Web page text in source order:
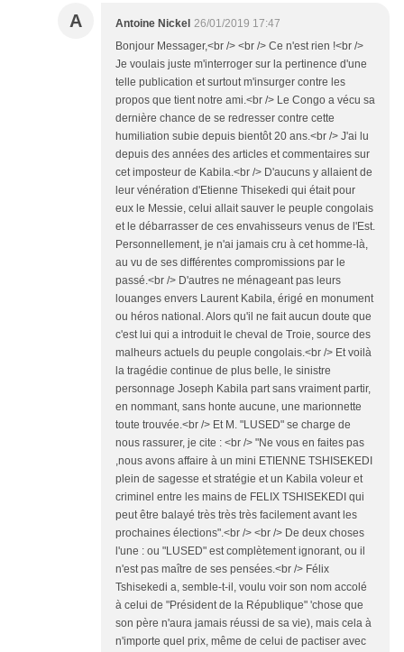
A Antoine Nickel 26/01/2019 17:47
Bonjour Messager,<br /> <br /> Ce n'est rien !<br />
Je voulais juste m'interroger sur la pertinence d'une
telle publication et surtout m'insurger contre les
propos que tient notre ami.<br /> Le Congo a vécu sa
dernière chance de se redresser contre cette
humiliation subie depuis bientôt 20 ans.<br /> J'ai lu
depuis des années des articles et commentaires sur
cet imposteur de Kabila.<br /> D'aucuns y allaient de
leur vénération d'Etienne Thisekedi qui était pour
eux le Messie, celui allait sauver le peuple congolais
et le débarrasser de ces envahisseurs venus de l'Est.
Personnellement, je n'ai jamais cru à cet homme-là,
au vu de ses différentes compromissions par le
passé.<br /> D'autres ne ménageant pas leurs
louanges envers Laurent Kabila, érigé en monument
ou héros national. Alors qu'il ne fait aucun doute que
c'est lui qui a introduit le cheval de Troie, source des
malheurs actuels du peuple congolais.<br /> Et voilà
la tragédie continue de plus belle, le sinistre
personnage Joseph Kabila part sans vraiment partir,
en nommant, sans honte aucune, une marionnette
toute trouvée.<br /> Et M. "LUSED" se charge de
nous rassurer, je cite : <br /> "Ne vous en faites pas
,nous avons affaire à un mini ETIENNE TSHISEKEDI
plein de sagesse et stratégie et un Kabila voleur et
criminel entre les mains de FELIX TSHISEKEDI qui
peut être balayé très très très facilement avant les
prochaines élections".<br /> <br /> De deux choses
l'une : ou "LUSED" est complètement ignorant, ou il
n'est pas maître de ses pensées.<br /> Félix
Tshisekedi a, semble-t-il, voulu voir son nom accolé
à celui de "Président de la République" 'chose que
son père n'aura jamais réussi de sa vie), mais cela à
n'importe quel prix, même de celui de pactiser avec